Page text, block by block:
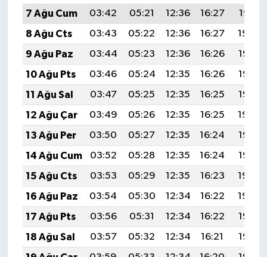
7 Ağu Cum
03:42 05:21 12:36 16:27
19:41
8 Ağu Cts
03:43 05:22 12:36 16:27
19:40
9 Ağu Paz
03:44 05:23 12:36 16:26
19:38
10 Ağu Pts
03:46 05:24 12:35 16:26
19:37
11 Ağu Sal
03:47 05:25 12:35 16:25
19:36
12 Ağu Çar
03:49 05:26 12:35 16:25
19:34
13 Ağu Per
03:50 05:27 12:35 16:24
19:33
14 Ağu Cum
03:52 05:28 12:35 16:24
19:32
15 Ağu Cts
03:53 05:29 12:35 16:23
19:30
16 Ağu Paz
03:54 05:30 12:34 16:22
19:29
17 Ağu Pts
03:56 05:31 12:34 16:22
19:28
18 Ağu Sal
03:57 05:32 12:34 16:21
19:26